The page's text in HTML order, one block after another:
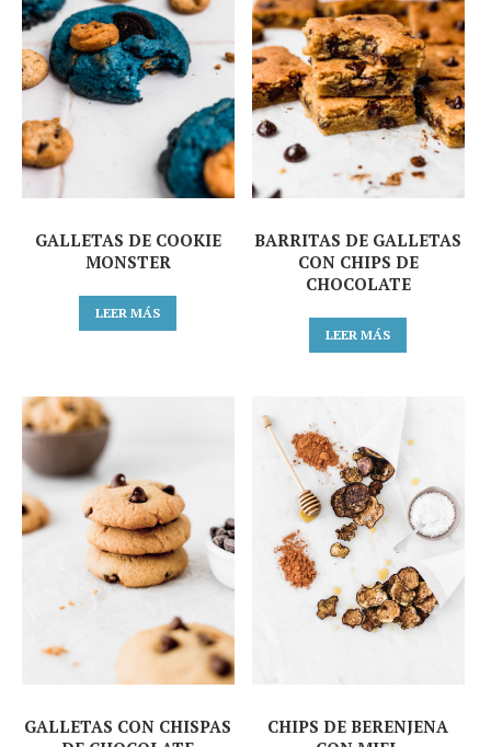
GALLETAS DE COOKIE
MONSTER
LEER MÁS
BARRITAS DE GALLETAS
CON CHIPS DE
CHOCOLATE
LEER MÁS
GALLETAS CON CHISPAS
CHIPS DE BERENJENA